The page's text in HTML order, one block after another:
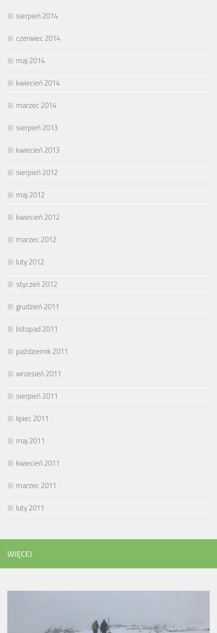
sierpień 2014
czerwiec 2014
maj 2014
kwiecień 2014
marzec 2014
sierpień 2013
kwiecień 2013
sierpień 2012
maj 2012
kwiecień 2012
marzec 2012
luty 2012
styczeń 2012
grudzień 2011
listopad 2011
październik 2011
wrzesień 2011
sierpień 2011
lipiec 2011
maj 2011
kwiecień 2011
marzec 2011
luty 2011
WIĘCEJ